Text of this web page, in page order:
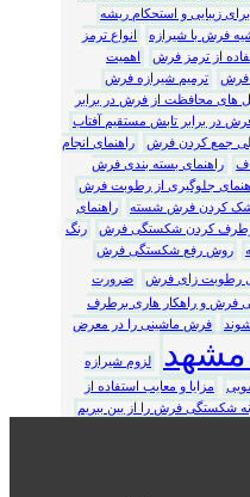
زیبایی و استحکام ریشه
فرش با شیرازه
انواع ترمز
از ترمز فرش
اهمیت
فرش
ترمیم شیرازه فرش
های محافظت از فرش در برابر
در برابر تابش مستقیم آفتاب
جمع کردن فرش
راهنمای انجام
راهنمای بسته بندی فرش
جلوگیری از رطوبت فرش
کردن فرش شسته
راهنمای
برطرف کردن شکستگی فرش
رنگ
روش رفع شکستگی فرش
رطوبت زای فرش
ضرورت
فرش و راهکار هاری برطرف
فرش ماشینی را در معرض
مشهد
لزوم شیرازه
مزایا و معایب استفاده از
شکستگی فرش را از بین ببریم